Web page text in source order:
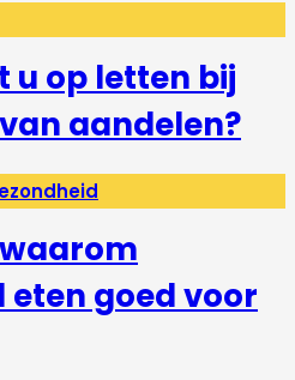
u op letten bij
aandelen?
goed voor